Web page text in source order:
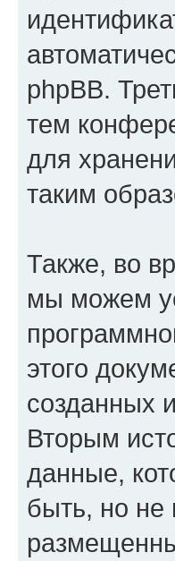
phpBB.
тем
для
таким
Также, во
мы можем
этого
созданных
Вторым
данные,
быть, но